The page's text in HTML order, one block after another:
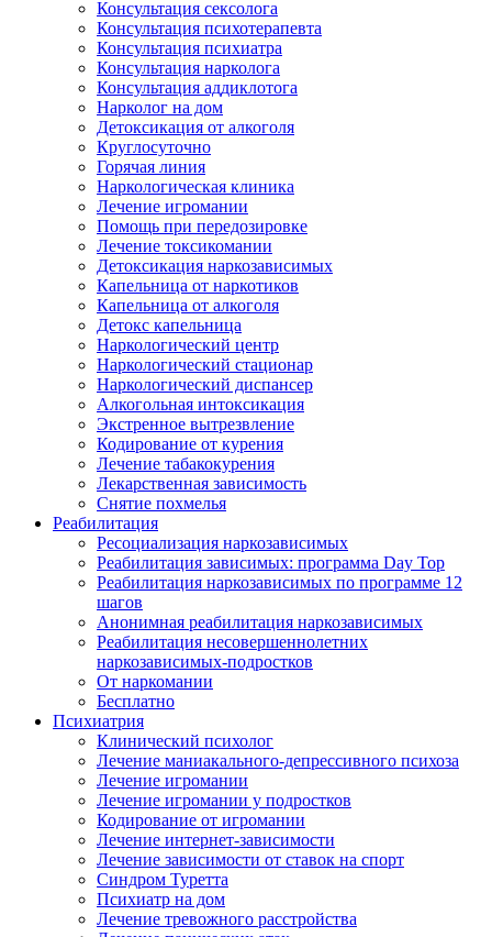
Консультация сексолога
Консультация психотерапевта
Консультация психиатра
Консультация нарколога
Консультация аддиклотога
Нарколог на дом
Детоксикация от алкоголя
Круглосуточно
Горячая линия
Наркологическая клиника
Лечение игромании
Помощь при передозировке
Лечение токсикомании
Детоксикация наркозависимых
Капельница от наркотиков
Капельница от алкоголя
Детокс капельница
Наркологический центр
Наркологический стационар
Наркологический диспансер
Алкогольная интоксикация
Экстренное вытрезвление
Кодирование от курения
Лечение табакокурения
Лекарственная зависимость
Снятие похмелья
Реабилитация
Ресоциализация наркозависимых
Реабилитация зависимых: программа Day Top
Реабилитация наркозависимых по программе 12
шагов
Анонимная реабилитация наркозависимых
Реабилитация несовершеннолетних
наркозависимых-подростков
От наркомании
Бесплатно
Психиатрия
Клинический психолог
Лечение маниакального-депрессивного психоза
Лечение игромании
Лечение игромании у подростков
Кодирование от игромании
Лечение интернет-зависимости
Лечение зависимости от ставок на спорт
Синдром Туретта
Психиатр на дом
Лечение тревожного расстройства